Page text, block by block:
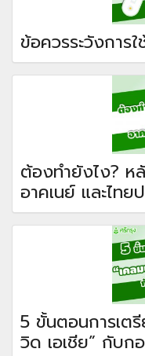
ข้อควรระวังกา
ต้องทำยังไง?
อาคเนย์ และไทย
5 ขั้นตอนการเตรี
วิด เอเชีย” กับก